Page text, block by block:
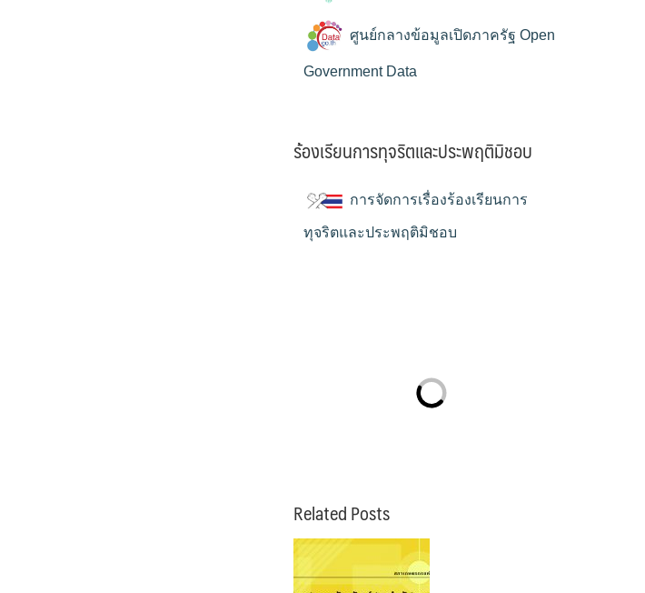
ศูนย์กลางข้อมูลเปิดภาครัฐ Open
Government Data
ร้องเรียนการทุจริตและประพฤติมิชอบ
การจัดการเรื่องร้องเรียนการ
ทุจริตและประพฤติมิชอบ
Related Posts